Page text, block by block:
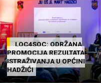
LOC4SOC: ODRŽANA
PROMOCIJA REZULTATA
ISTRAŽIVANJA U OPĆINI
HADŽIĆI